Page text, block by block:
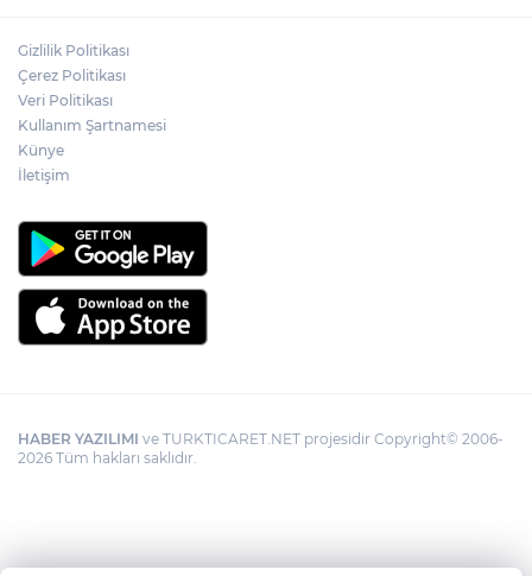
Gizlilik Politikası
Çerez Politikası
Veri Politikası
Kullanım Şartnamesi
Künye
İletişim
HABER YAZILIMI ve TURKTICARET.NET projesidir Copyright© 2006-
2026 Tüm hakları saklıdır.